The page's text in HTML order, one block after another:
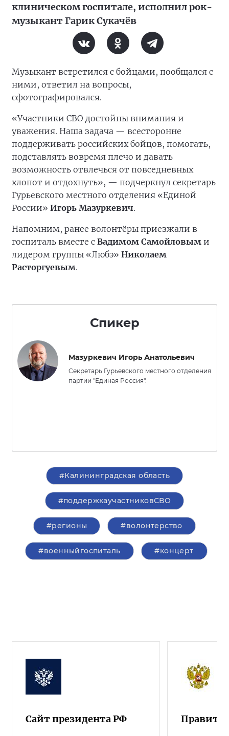
клиническом госпитале, исполнил рок-
музыкант Гарик Сукачёв
Музыкант встретился с бойцами, пообщался с
ними, ответил на вопросы,
сфотографировался.
«Участники СВО достойны внимания и
уважения. Наша задача — всесторонне
поддерживать российских бойцов, помогать,
подставлять вовремя плечо и давать
возможность отвлечься от повседневных
хлопот и отдохнуть», — подчеркнул секретарь
Гурьевского местного отделения «Единой
России» Игорь Мазуркевич.
Напомним, ранее волонтёры приезжали в
госпиталь вместе с Вадимом Самойловым и
лидером группы «Любэ» Николаем
Расторгуевым.
Спикер
Мазуркевич Игорь Анатольевич
Секретарь Гурьевского местного отделения
партии "Единая Россия".
#Калининградская область
#поддержкаучастниковСВО
#регионы #волонтерство
#военныйгоспиталь #концерт
Сайт президента РФ